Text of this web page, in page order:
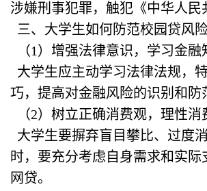
涉嫌刑事犯罪，触犯《中华人民
三、大学生如何防范校园贷风
（1）增强法律意识，学习金融
大学生应主动学习法律法规，
巧，提高对金融风险的识别和防
（2）树立正确消费观，理性消
大学生要摒弃盲目攀比、过度
时，要充分考虑自身需求和实
网贷。